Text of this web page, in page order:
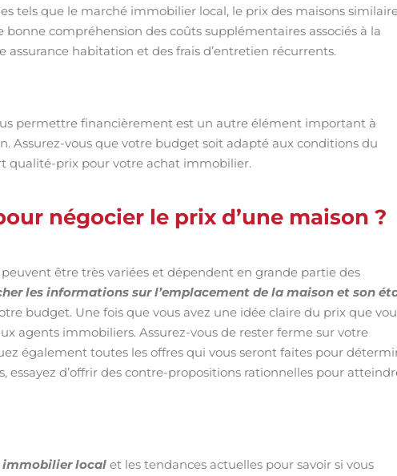
tels que le marché immobilier local, le prix des maisons
bonne compréhension des coûts supplémentaires associés à la
habitation et des frais d’entretien récurrents.
permettre financièrement est un autre élément important à
Assurez-vous que votre budget soit adapté aux conditions du
qualité-prix pour votre achat immobilier.
négocier le prix d’une maison ?
être très variées et dépendent en grande partie des
les informations sur l’emplacement de la maison et son
budget. Une fois que vous avez une idée claire du prix que
agents immobiliers. Assurez-vous de rester ferme sur votre
également toutes les offres qui vous seront faites pour
essayez d’offrir des contre-propositions rationnelles pour
immobilier local et les tendances actuelles pour savoir si vous